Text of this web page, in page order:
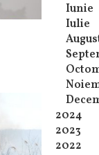
Iunie
Iulie
2024
2023
2022